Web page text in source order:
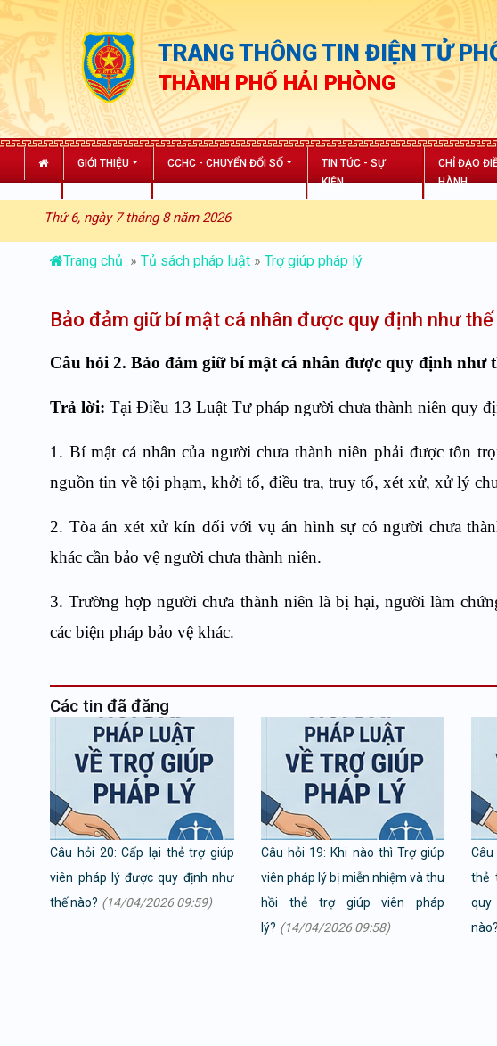
TRANG THÔNG TIN ĐIỆN TỬ
THÀNH PHỐ HẢI PHÒNG
GIỚI THIỆU CCHC - CHUYỂN ĐỔI SỐ
TIN TỨC - SỰ
KIỆN
CHỈ ĐẠO
HÀNH
Thứ 6, ngày 7 tháng 8 năm 2026
Trang chủ »Tủ sách pháp luật »Trợ giúp pháp lý
Bảo đảm giữ bí mật cá nhân được quy định như thế
Câu hỏi 2. Bảo đảm giữ bí mật cá nhân được quy định như
Trả lời:Tại Điều 13 Luật Tư pháp người chưa thành niên quy
1. Bí mật cá nhân của người chưa thành niên phải được tôn
nguồn tin về tội phạm, khởi tố, điều tra, truy tố, xét xử, xử lý
2. Tòa án xét xử kín đối với vụ án hình sự có người chưa
khác cần bảo vệ người chưa thành niên.
3. Trường hợp người chưa thành niên là bị hại, người làm
các biện pháp bảo vệ khác.
Các tin đã đăng
Câu hỏi 20: Cấp lại thẻ trợ giúp
viên pháp lý được quy định như
thế nào? (14/04/2026 09:59)
Câu hỏi 19: Khi nào thì Trợ giúp
viên pháp lý bị miễn nhiệm và thu
hồi thẻ trợ giúp viên pháp
lý? (14/04/2026 09:58)
thẻ
nào?